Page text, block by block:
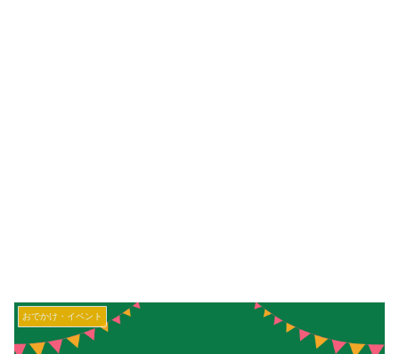
おでかけ・イベント